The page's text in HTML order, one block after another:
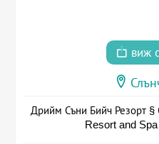
виж
Дрийм Съни Бийч Резорт
Resort and